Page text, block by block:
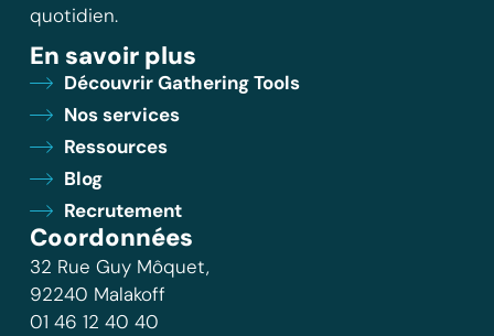
quotidien.
En savoir plus
Découvrir Gathering Tools
Nos services
Ressources
Blog
Recrutement
Coordonnées
32 Rue Guy Môquet,
92240 Malakoff
01 46 12 40 40